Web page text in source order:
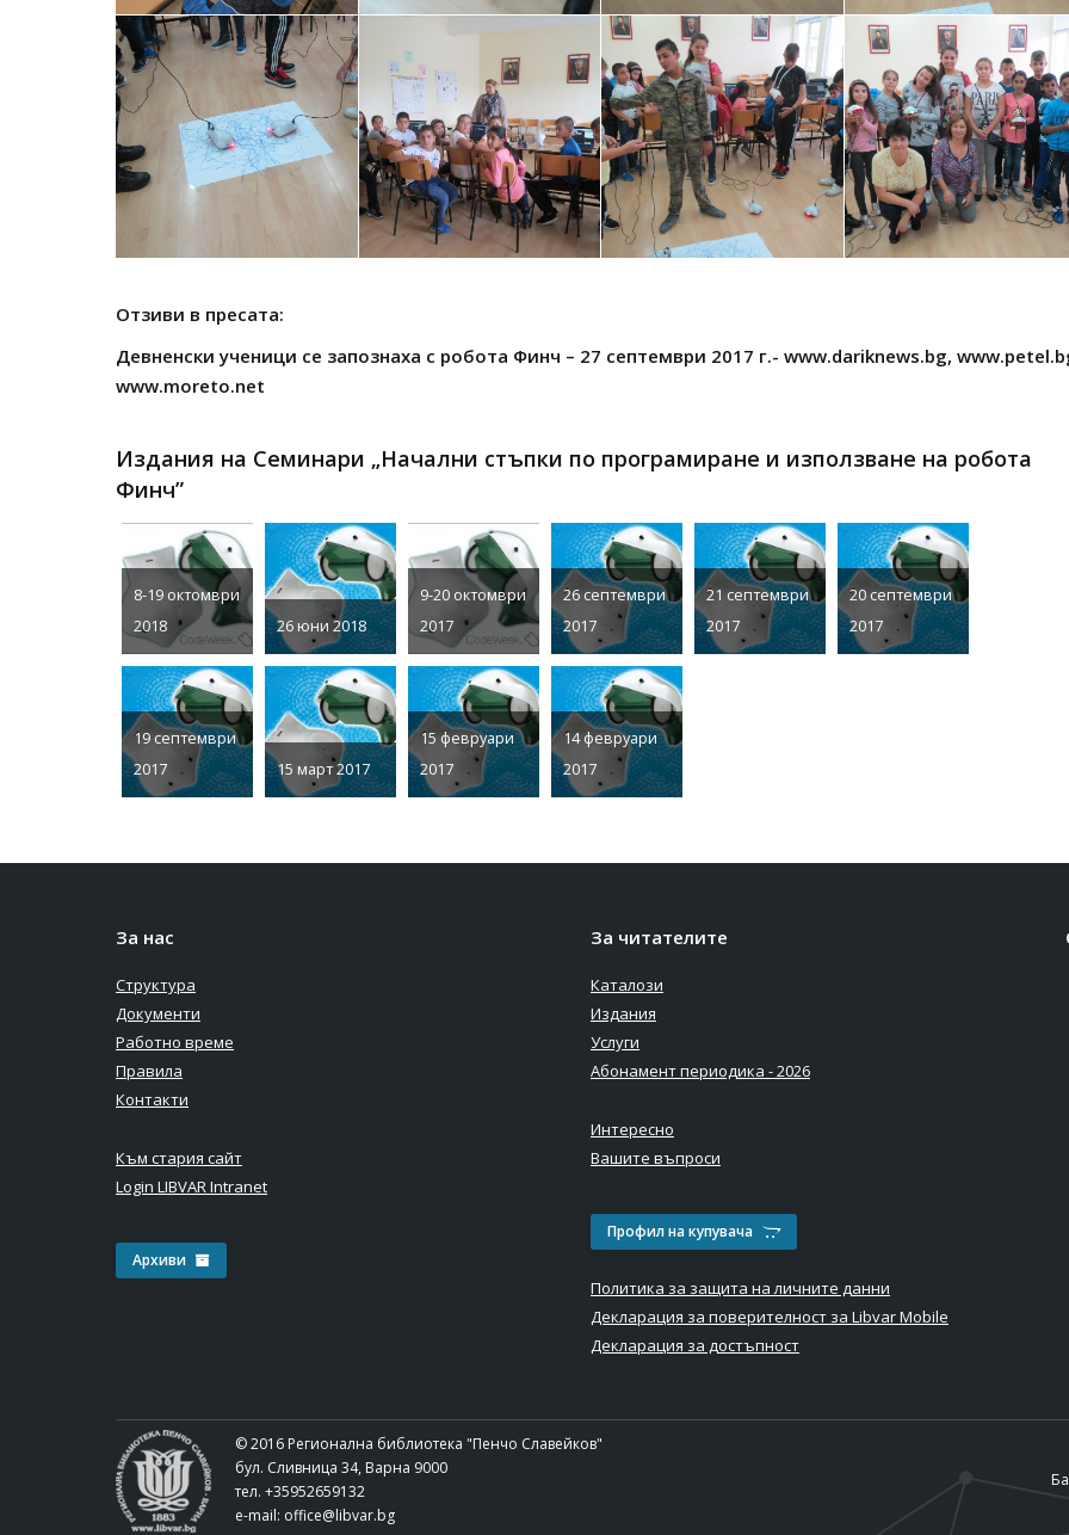
Отзиви в пресата:
Девненски ученици се запознаха с робота Финч – 27 септември 2017 г.- www.dariknews.bg,
www.moreto.net
Издания на Семинари „Начални стъпки по програмиране и използване на робота
Финч”
8-19 октомври
2018
26 юни 2018
9-20 октомври
2017
26 септември
2017
21 септември
2017
20 септември
2017
19 септември
2017
15 март 2017
15 февруари
2017
14 февруари
2017
За нас
Структура
Документи
Работно време
Правила
Контакти
Към стария сайт
Login LIBVAR Intranet
Архиви
За читателите
Каталози
Издания
Услуги
Абонамент периодика - 2026
Интересно
Вашите въпроси
Профил на купувача
Политика за защита на личните данни
Декларация за поверителност за Libvar Mobile
Декларация за достъпност
© 2016 Регионална библиотека "Пенчо Славейков"
бул. Сливница 34, Варна 9000
тел. +35952659132
e-mail: office@libvar.bg